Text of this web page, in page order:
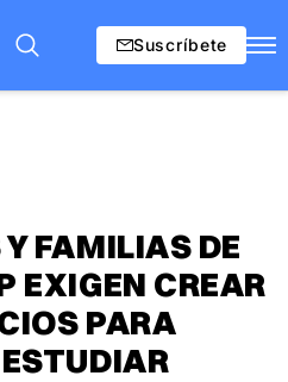
Suscríbete
FAMILIAS DE
EXIGEN CREAR
PARA